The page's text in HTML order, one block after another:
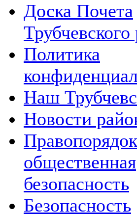
Доска Почета
Трубчевского
Политика
Наш
Новости
общественная
безопасность
Безопасность